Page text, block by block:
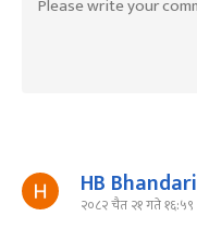
HB Bhandari
२०८२ चैत २१ गते १६:५९